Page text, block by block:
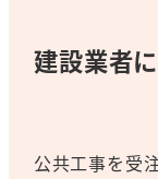
建設業者
公共工事を受